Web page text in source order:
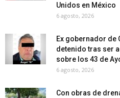
Unidos en México
6 agosto, 2026
Ex gobernador de
detenido tras ser
sobre los 43 de
6 agosto, 2026
Con obras de